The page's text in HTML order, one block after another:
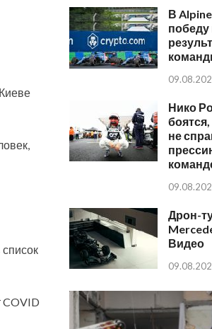
COVID
В
победу
Нико
не
Дрон-
Видео